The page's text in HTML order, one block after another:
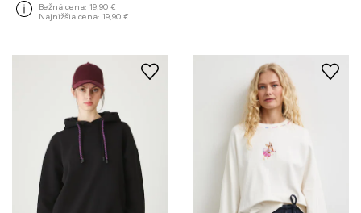
Bežná cena: 19,90 €
Najnižšia cena: 19,90 €